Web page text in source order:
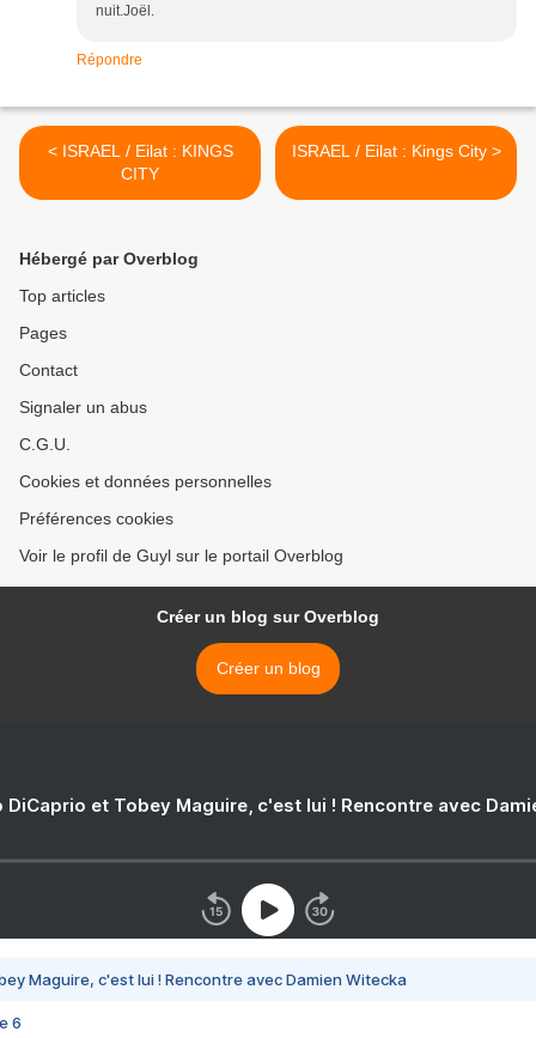
nuit.Joël.
Répondre
< ISRAEL / Eilat : KINGS
CITY
ISRAEL / Eilat : Kings City >
Hébergé par Overblog
Top articles
Pages
Contact
Signaler un abus
C.G.U.
Cookies et données personnelles
Préférences cookies
Voir le profil de Guyl sur le portail Overblog
Créer un blog sur Overblog
Créer un blog
DiCaprio et Tobey Maguire, c'est lui ! Rencontre avec
Maguire, c'est lui ! Rencontre avec Damien Witecka
6